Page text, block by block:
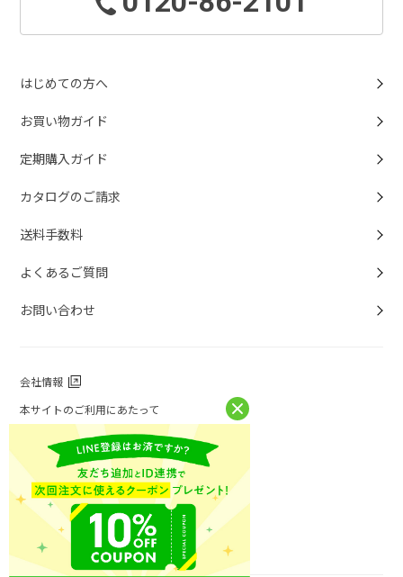
はじめての方へ
お買い物ガイド
定期購入ガイド
カタログのご請求
送料手数料
よくあるご質問
お問い合わせ
会社情報
本サイトのご利用にあたって
個人情報保護方針
個人情報取扱について
特定商取引法に基づく表記
お問い合わせ
ニチレイフーズ公式ホームページ